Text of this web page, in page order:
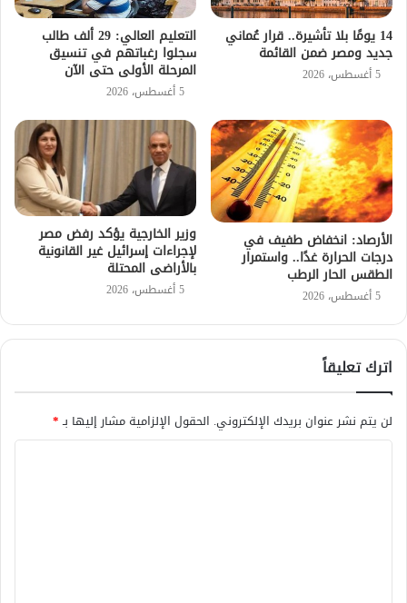
14 يومًا بلا تأشيرة.. قرار عُماني
جديد ومصر ضمن القائمة
5 أغسطس، 2026
التعليم العالي: 29 ألف طالب
سجلوا رغباتهم في تنسيق
المرحلة الأولى حتى الآن
5 أغسطس، 2026
الأرصاد: انخفاض طفيف في
درجات الحرارة غدًا.. واستمرار
الطقس الحار الرطب
5 أغسطس، 2026
وزير الخارجية يؤكد رفض مصر
لإجراءات إسرائيل غير القانونية
بالأراضى المحتلة
5 أغسطس، 2026
اترك تعليقاً
لن يتم نشر عنوان بريدك الإلكتروني. الحقول الإلزامية مشار إليها بـ*